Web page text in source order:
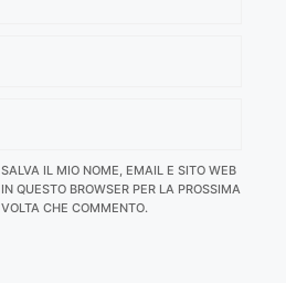
SALVA IL MIO NOME, EMAIL E SITO WEB
IN QUESTO BROWSER PER LA PROSSIMA
VOLTA CHE COMMENTO.